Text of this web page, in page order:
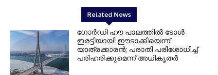
Related News
ഗോർഡി ഹൗ പാലത്തിൽ ടോൾ
ഇരട്ടിയായി ഈടാക്കിയെന്ന്
യാത്രക്കാരൻ; പരാതി പരിശോധിച്ച്
പരിഹരിക്കുമെന്ന് അധികൃതർ